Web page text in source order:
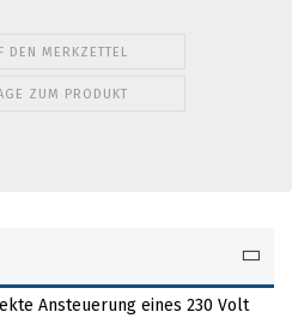
DEN MERKZETTEL
ZUM PRODUKT
Ansteuerung eines 230 Volt